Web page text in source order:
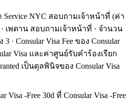
Service NYC สอบถามเจ้าหน้าที่ (ค่า
เพดาน สอบถามเจ้าหน้าที่ · จำนวน
· Consular Visa Fee ของ Consular
Visa และค่าศูนย์รับคำร้องเรียก
เป็นดุลพินิจของ Consular Visa
Visa -Free 30d ที่ Consular Visa -Free